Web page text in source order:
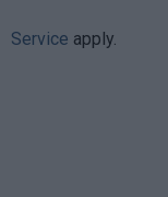
Service apply.